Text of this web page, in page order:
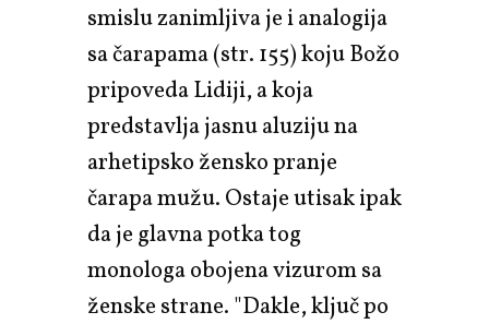
smislu zanimljiva je i analogija
sa čarapama (str. 155) koju Božo
pripoveda Lidiji, a koja
predstavlja jasnu aluziju na
arhetipsko žensko pranje
čarapa mužu. Ostaje utisak ipak
da je glavna potka tog
monologa obojena vizurom sa
ženske strane. "Dakle, ključ po